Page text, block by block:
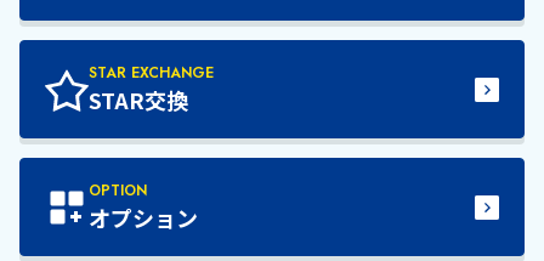
STAR EXCHANGE
STAR交換
OPTION
オプション